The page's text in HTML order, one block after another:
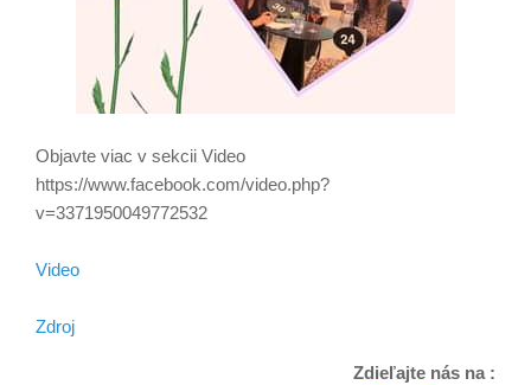
Objavte viac v sekcii Video
https://www.facebook.com/video.php?
v=3371950049772532
Video
Zdroj
Zdieľajte nás na :